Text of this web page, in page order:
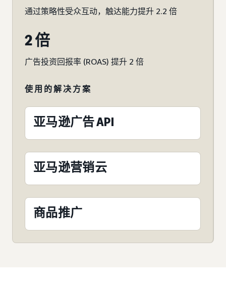
通过策略性受众互动，触达能力提升 2.2 倍
2 倍
广告投资回报率 (ROAS) 提升 2 倍
使用的解决方案
亚马逊广告 API
亚马逊营销云
商品推广